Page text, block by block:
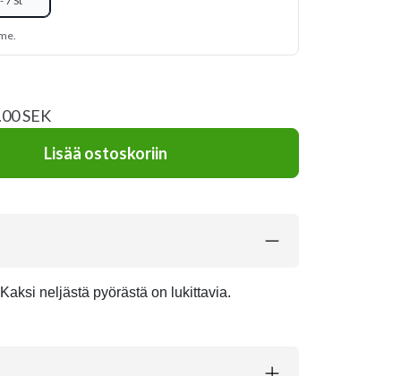
SEK
Lisää ostoskoriin
neljästä pyörästä on lukittavia.